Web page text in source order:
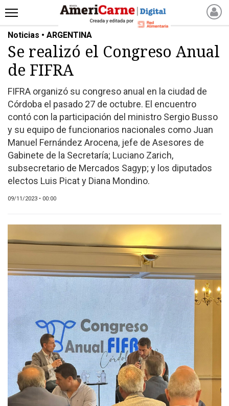
INICIO
NOTICIAS RECIENTES
NOTICIAS
PRODUCCIÓN
PROCESO
PRODUCTO
NUEVOS PRODUCTOS
MARKETPLACE
REVISTAS
DE CARNE VACUNA
EVENTOS Y
CAPACITACIONES
DIRECTORIO
CALENDARIO
MEDIA KIT
TEMAS DESTACADOS
CARNE
FRIGORIFICO
VACAS
INVESTIGACIÓN
AGRO
Noticias • ARGENTINA
Se realizó el Congreso Anual
de FIFRA
FIFRA organizó su congreso anual en la ciudad de
Córdoba el pasado 27 de octubre. El encuentro
contó con la participación del ministro Sergio Busso
y su equipo de funcionarios nacionales como Juan
Manuel Fernández Arocena, jefe de Asesores de
Gabinete de la Secretaría; Luciano Zarich,
subsecretario de Mercados Sagyp; y los diputados
electos Luis Picat y Diana Mondino.
09/11/2023 • 00:00